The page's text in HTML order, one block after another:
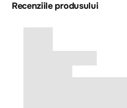
Recenziile produsului